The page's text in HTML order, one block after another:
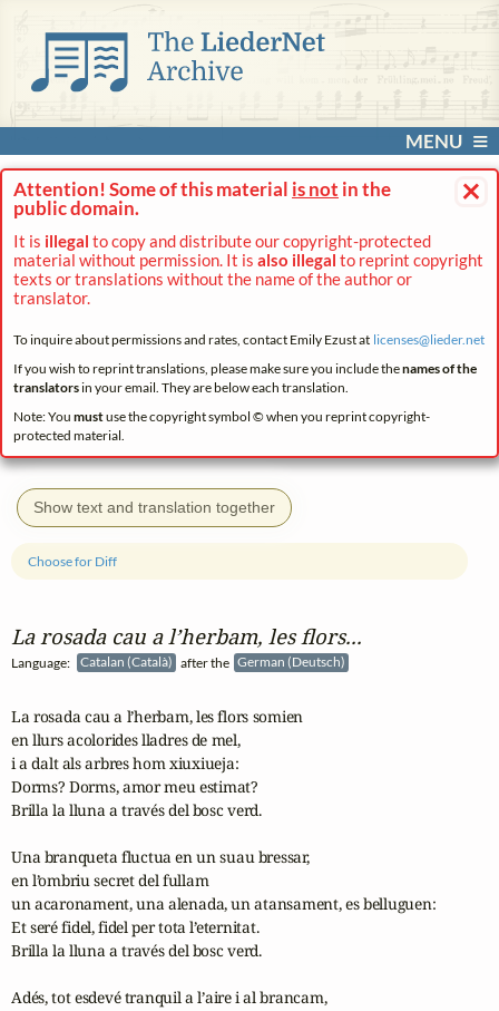
MENU
×
Attention! Some of this material is not in the
public domain.
It is illegal to copy and distribute our copyright-protected
material without permission. It is also illegal to reprint copyright
texts or translations without the name of the author or
translator.
To inquire about permissions and rates, contact Emily Ezust at licenses@lieder.net
If you wish to reprint translations, please make sure you include thenames of the
translatorsin your email. They are below each translation.
Note: You mustuse the copyright symbol © when you reprint copyright-
protected material.
Show text and translation together
La rosada cau a l’herbam, les flors...
Language: Catalan (Català) after the German (Deutsch)
Choose for Diff
La rosada cau a l’herbam, les flors somien
en llurs acolorides lladres de mel,
i a dalt als arbres hom xiuxiueja:
Dorms? Dorms, amor meu estimat?
Brilla la lluna a través del bosc verd.
Una branqueta fluctua en un suau bressar,
en l’ombriu secret del fullam
un acaronament, una alenada, un atansament, es belluguen:
Et seré fidel, fidel per tota l’eternitat.
Brilla la lluna a través del bosc verd.
Adés, tot esdevé tranquil a l’aire i al brancam,